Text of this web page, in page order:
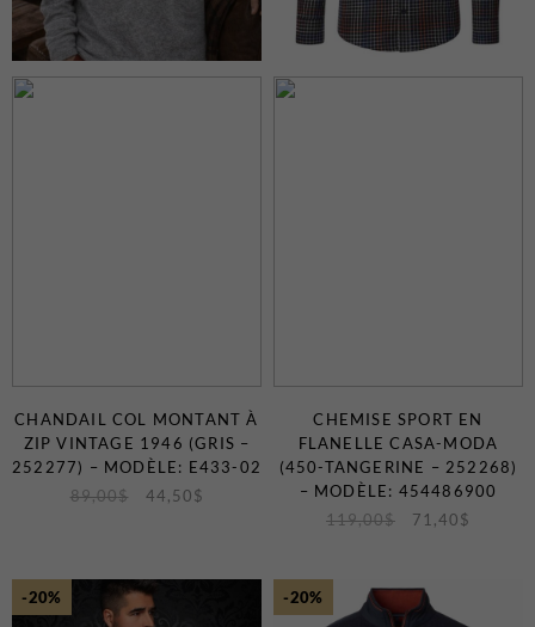
CHANDAIL COL MONTANT À
ZIP VINTAGE 1946 (GRIS –
252277) – MODÈLE: E433-02
89,00$ 44,50 $
CHEMISE SPORT EN
FLANELLE CASA-MODA
(450-TANGERINE – 252268)
– MODÈLE: 454486900
119,00$ 71,40 $
-20% -20%